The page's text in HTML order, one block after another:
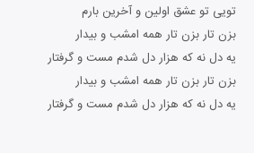
تویی تو عشق اولین و آخرین بارم
بزن تار بزن تار همه امشب و بیدار
یه دل نه که هزار دل شدم مست و گرفتار
بزن تار بزن تار همه امشب و بیدار
یه دل نه که هزار دل شدم مست و گرفتار